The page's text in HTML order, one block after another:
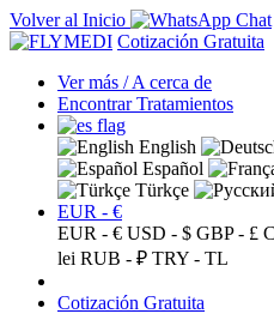
Volver al Inicio
Cotización Gratuita
Ver más / A cerca de
Encontrar Tratamientos
English
Español
Türkçe
EUR - €
EUR - € USD - $ GBP - £
lei RUB - ₽ TRY - TL
Cotización Gratuita